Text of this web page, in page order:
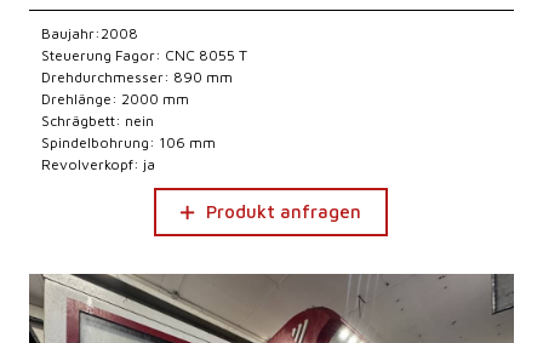
Baujahr:2008
Steuerung Fagor: CNC 8055 T
Drehdurchmesser: 890 mm
Drehlänge: 2000 mm
Schrägbett: nein
Spindelbohrung: 106 mm
Revolverkopf: ja
Produkt anfragen